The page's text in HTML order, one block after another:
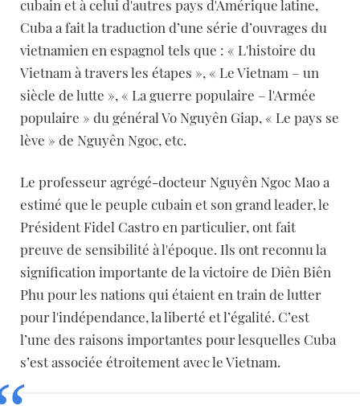
cubain et à celui d'autres pays d'Amérique latine,
Cuba a fait la traduction d’une série d’ouvrages du
vietnamien en espagnol tels que : « L'histoire du
Vietnam à travers les étapes », « Le Vietnam – un
siècle de lutte », « La guerre populaire – l'Armée
populaire » du général Vo Nguyên Giap, « Le pays se
lève » de Nguyên Ngoc, etc.
Le professeur agrégé-docteur Nguyên Ngoc Mao a
estimé que le peuple cubain et son grand leader, le
Président Fidel Castro en particulier, ont fait
preuve de sensibilité à l'époque. Ils ont reconnu la
signification importante de la victoire de Diên Biên
Phu pour les nations qui étaient en train de lutter
pour l'indépendance, la liberté et l’égalité. C’est
l’une des raisons importantes pour lesquelles Cuba
s’est associée étroitement avec le Vietnam.